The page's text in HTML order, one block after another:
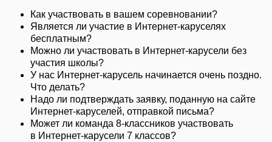
Как участвовать в вашем соревновании?
Является ли участие в Интернет-каруселях
бесплатным?
Можно ли участвовать в Интернет-карусели без
участия школы?
У нас Интернет-карусель начинается очень поздно.
Что делать?
Надо ли подтверждать заявку, поданную на сайте
Интернет-каруселей, отправкой письма?
Может ли команда 8-классников участвовать
в Интернет-карусели 7 классов?